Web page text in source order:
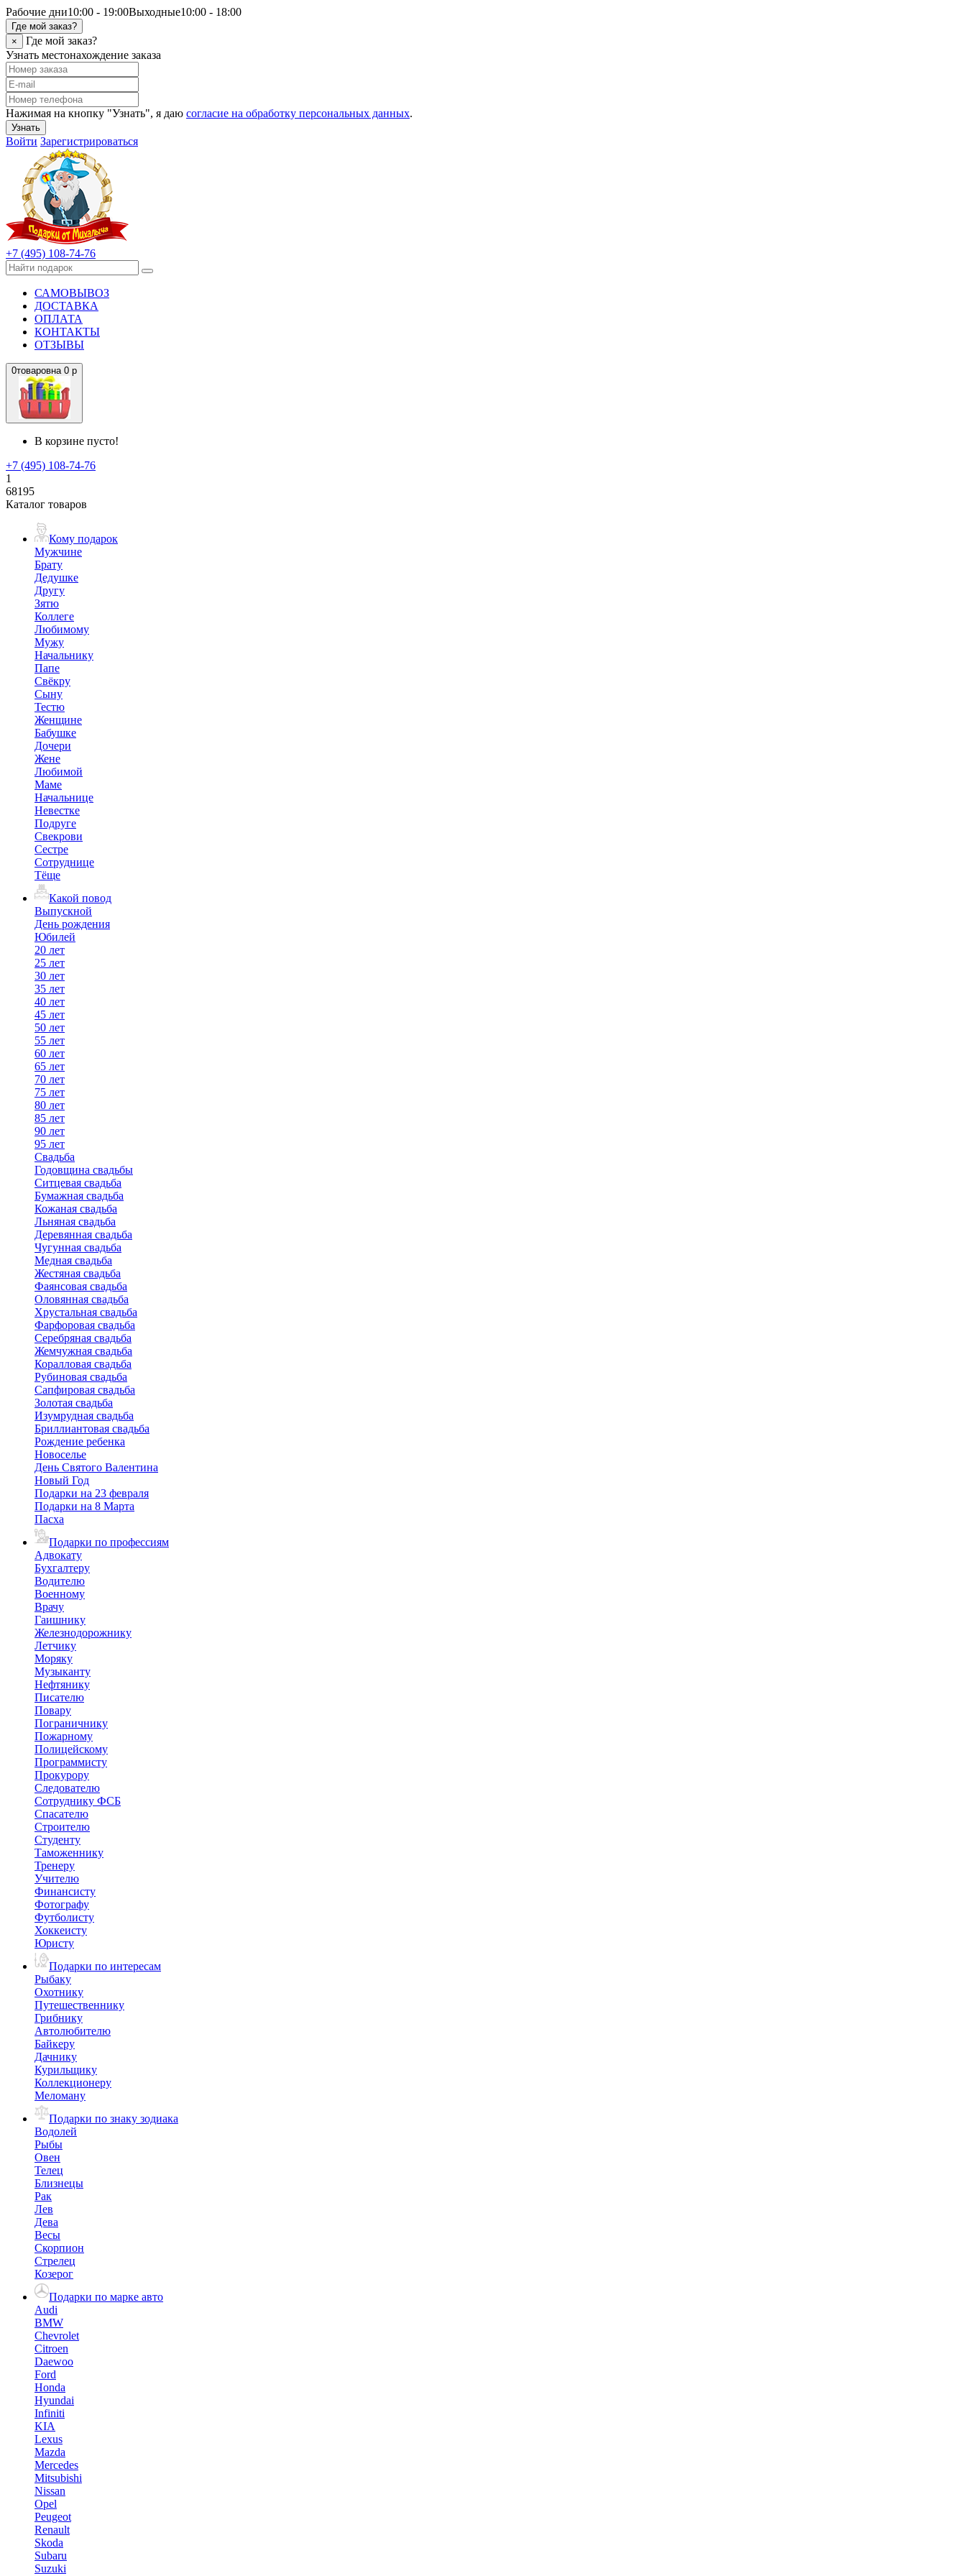
Рабочие дни10:00 - 19:00Выходные10:00 - 18:00
Где мой заказ?
×
Где мой заказ?
Узнать местонахождение заказа
Нажимая на кнопку "Узнать", я даю согласие на обработку персональных данных.
Узнать
Войти Зарегистрироваться
+7 (495) 108-74-76
САМОВЫВОЗ
ДОСТАВКА
ОПЛАТА
КОНТАКТЫ
ОТЗЫВЫ
0товаровна 0 р
В корзине пусто!
+7 (495) 108-74-76
1
68195
Каталог товаров
Кому подарок
Мужчине
Брату
Дедушке
Другу
Зятю
Коллеге
Любимому
Мужу
Начальнику
Папе
Свёкру
Сыну
Тестю
Женщине
Бабушке
Дочери
Жене
Любимой
Маме
Начальнице
Невестке
Подруге
Свекрови
Сестре
Сотруднице
Тёще
Какой повод
Выпускной
День рождения
Юбилей
20 лет
25 лет
30 лет
35 лет
40 лет
45 лет
50 лет
55 лет
60 лет
65 лет
70 лет
75 лет
80 лет
85 лет
90 лет
95 лет
Свадьба
Годовщина свадьбы
Ситцевая свадьба
Бумажная свадьба
Кожаная свадьба
Льняная свадьба
Деревянная свадьба
Чугунная свадьба
Медная свадьба
Жестяная свадьба
Фаянсовая свадьба
Оловянная свадьба
Хрустальная свадьба
Фарфоровая свадьба
Серебряная свадьба
Жемчужная свадьба
Коралловая свадьба
Рубиновая свадьба
Сапфировая свадьба
Золотая свадьба
Изумрудная свадьба
Бриллиантовая свадьба
Рождение ребенка
Новоселье
День Святого Валентина
Новый Год
Подарки на 23 февраля
Подарки на 8 Марта
Пасха
Подарки по профессиям
Адвокату
Бухгалтеру
Водителю
Военному
Врачу
Гаишнику
Железнодорожнику
Летчику
Моряку
Музыканту
Нефтянику
Писателю
Повару
Пограничнику
Пожарному
Полицейскому
Программисту
Прокурору
Следователю
Сотруднику ФСБ
Спасателю
Строителю
Студенту
Таможеннику
Тренеру
Учителю
Финансисту
Фотографу
Футболисту
Хоккеисту
Юристу
Подарки по интересам
Рыбаку
Охотнику
Путешественнику
Грибнику
Автолюбителю
Байкеру
Дачнику
Курильщику
Коллекционеру
Меломану
Подарки по знаку зодиака
Водолей
Рыбы
Овен
Телец
Близнецы
Рак
Лев
Дева
Весы
Скорпион
Стрелец
Козерог
Подарки по марке авто
Audi
BMW
Chevrolet
Citroen
Daewoo
Ford
Honda
Hyundai
Infiniti
KIA
Lexus
Mazda
Mercedes
Mitsubishi
Nissan
Opel
Peugeot
Renault
Skoda
Subaru
Suzuki